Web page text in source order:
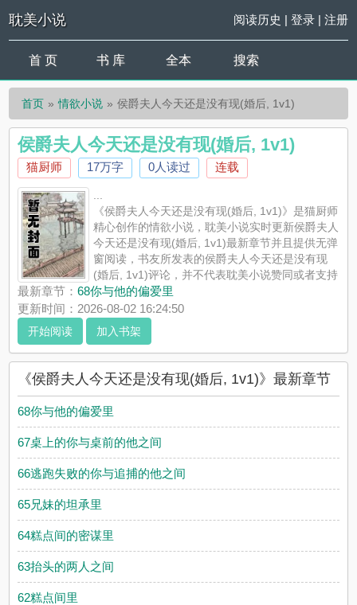
耽美小说 阅读历史 | 登录| 注册
首 页 书 库 全本 搜索
首页 情欲小说 侯爵夫人今天还是没有现(婚后, 1v1)
侯爵夫人今天还是没有现(婚后, 1v1)
猫厨师 17万字 0人读过 连载
《侯爵夫人今天还是没有现(婚后, 1v1)》是猫厨师
精心创作的情欲小说，耽美小说实时更新侯爵夫人
今天还是没有现(婚后, 1v1)最新章节并且提供无弹
窗阅读，书友所发表的侯爵夫人今天还是没有现
(婚后, 1v1)评论，并不代表耽美小说赞同或者支持
侯爵夫人今天还是没有现(婚后, 1v1)读者的观点。
最新章节：68你与他的偏爱里
更新时间：2026-08-02 16:24:50
开始阅读 加入书架
《侯爵夫人今天还是没有现(婚后, 1v1)》最新章节
68你与他的偏爱里
67桌上的你与桌前的他之间
66逃跑失败的你与追捕的他之间
65兄妹的坦承里
64糕点间的密谋里
63抬头的两人之间
62糕点间里